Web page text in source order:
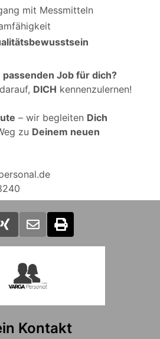
mit Messmitteln
passenden Job für dich?
DICH kennenzulernen!
– wir begleiten Dich
zu Deinem neuen
Kontakt